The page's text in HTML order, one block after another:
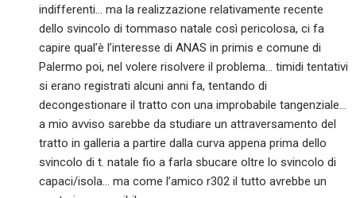
indifferenti… ma la realizzazione relativamente recente
dello svincolo di tommaso natale così pericolosa, ci fa
capire qual’è l’interesse di ANAS in primis e comune di
Palermo poi, nel volere risolvere il problema… timidi tentativi
si erano registrati alcuni anni fa, tentando di
decongestionare il tratto con una improbabile tangenziale…
a mio avviso sarebbe da studiare un attraversamento del
tratto in galleria a partire dalla curva appena prima dello
svincolo di t. natale fio a farla sbucare oltre lo svincolo di
capaci/isola… ma come l’amico r302 il tutto avrebbe un